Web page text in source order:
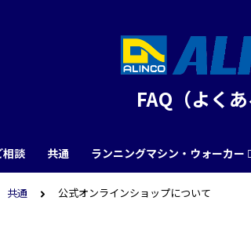
FAQ（よくあ
相談 共通 ランニングマシン・ウォーカー
共通 公式オンラインショップについて